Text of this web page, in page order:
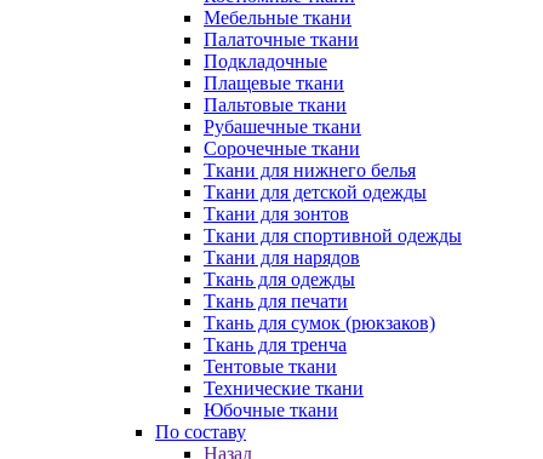
Мебельные ткани
Палаточные ткани
Подкладочные
Плащевые ткани
Пальтовые ткани
Рубашечные ткани
Сорочечные ткани
Ткани для нижнего белья
Ткани для детской одежды
Ткани для зонтов
Ткани для спортивной одежды
Ткани для нарядов
Ткань для одежды
Ткань для печати
Ткань для сумок (рюкзаков)
Ткань для тренча
Тентовые ткани
Технические ткани
Юбочные ткани
По составу
Назад